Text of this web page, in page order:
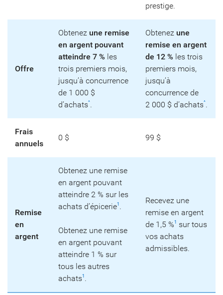
prestige.
Offre
Obtenez une remise
en argent pouvant
atteindre 7 % les
trois premiers mois,
jusqu’à concurrence
de 1 000 $
d’achats^.
Obtenez une
remise en argent
de 12 % les trois
premiers mois,
jusqu’à
concurrence de
2 000 $ d’achats^.
Frais
annuels
0 $ 99 $
Remise
en
argent
Obtenez une remise
en argent pouvant
atteindre 2 % sur les
achats d’épicerie1 .
Obtenez une remise
en argent pouvant
atteindre 1 % sur
tous les autres
achats1 .
Recevez une
remise en argent
de 1,5 %1
sur tous
vos achats
admissibles.